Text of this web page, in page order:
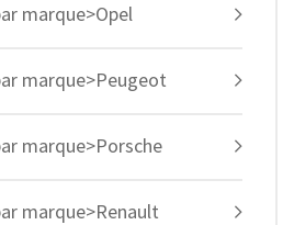
marque>Opel
marque>Peugeot
marque>Porsche
marque>Renault